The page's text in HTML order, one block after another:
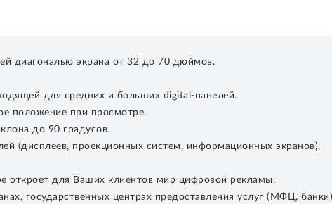
диагональю экрана от 32 до 70 дюймов.
для средних и больших digital-панелей.
положение при просмотре.
до 90 градусов.
(дисплеев, проекционных систем, информационных экранов),
откроет для Ваших клиентов мир цифровой рекламы.
государственных центрах предоставления услуг (МФЦ,